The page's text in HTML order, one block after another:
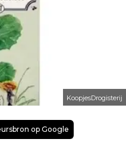
KoopjesDrogisterij
op Google